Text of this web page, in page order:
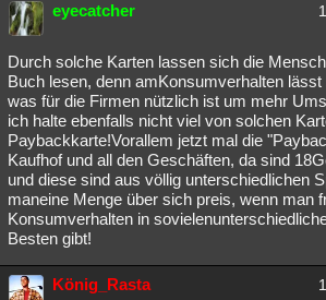
eyecatcher
Durch solche Karten lassen sich die
Buch lesen, denn amKonsumverhalten
was für die Firmen nützlich ist um mehr
ich halte ebenfalls nicht viel von solchen
Paybackkarte!Vorallem jetzt mal die
Kaufhof und all den Geschäften, da sind
und diese sind aus völlig unterschiedlichen
maneine Menge über sich preis, wenn man
Konsumverhalten in
Besten gibt!
König_Rasta